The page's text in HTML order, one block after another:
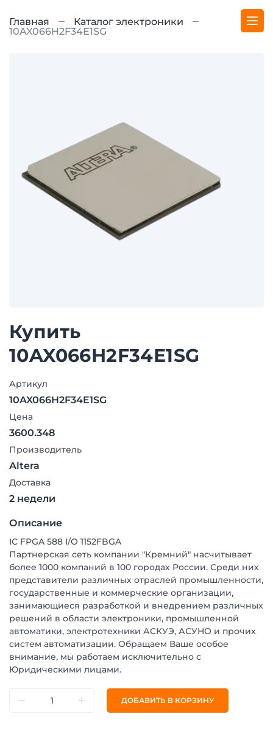
Главная
Каталог электроники
10AX066H2F34E1SG
Купить
10AX066H2F34E1SG
Артикул
10AX066H2F34E1SG
Цена
3600.348
Производитель
Altera
Доставка
2 недели
Описание
IC FPGA 588 I/O 1152FBGA
Партнерская сеть компании "Кремний" насчитывает
более 1000 компаний в 100 городах России. Среди них
представители различных отраслей промышленности,
государственные и коммерческие организации,
занимающиеся разработкой и внедрением различных
решений в области электроники, промышленной
автоматики, электротехники АСКУЭ, АСУНО и прочих
систем автоматизации. Обращаем Ваше особое
внимание, мы работаем исключительно с
Юридическими лицами.
ДОБАВИТЬ В КОРЗИНУ